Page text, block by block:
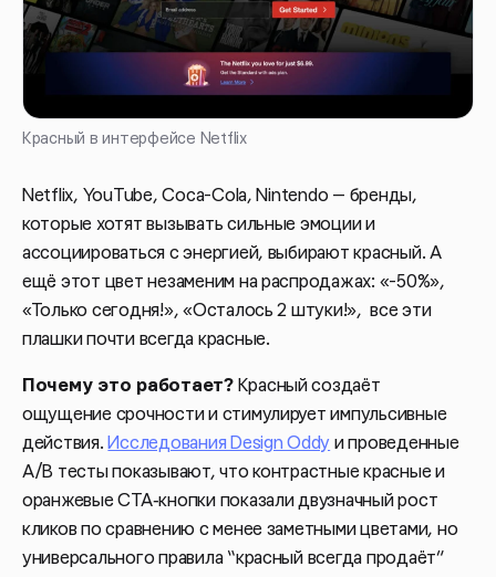
Красный в интерфейсе Netflix
Netflix, YouTube, Coca-Cola, Nintendo — бренды,
которые хотят вызывать сильные эмоции и
ассоциироваться с энергией, выбирают красный. А
ещё этот цвет незаменим на распродажах: «-50%»,
«Только сегодня!», «Осталось 2 штуки!», все эти
плашки почти всегда красные.
Почему это работает?Красный создаёт
ощущение срочности и стимулирует импульсивные
действия. Исследования Design Oddy и проведенные
A/B тесты показывают, что контрастные красные и
оранжевые CTA‑кнопки показали двузначный рост
кликов по сравнению с менее заметными цветами, но
универсального правила “красный всегда продаёт”